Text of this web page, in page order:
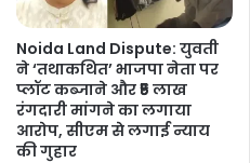
Noida Land Dispute: युवती
ने ‘तथाकथित’ भाजपा नेता पर
प्लॉट कब्जाने और ₹5 लाख
रंगदारी मांगने का लगाया
आरोप, सीएम से लगाई न्याय
की गुहार